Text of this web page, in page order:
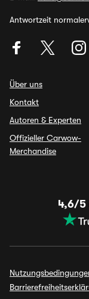
Antwortzeit
Über uns
Kontakt
Autoren & Experten
Offizieller Carwow-
Merchandise
4,6/5